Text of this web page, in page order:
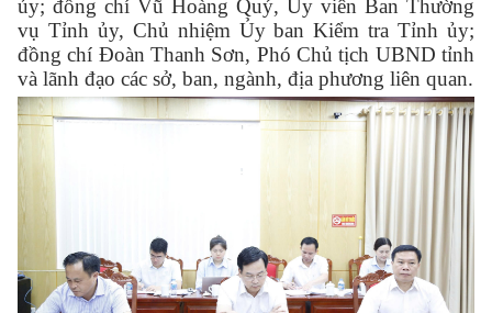
ủy; đồng chí Vũ Hoàng Quý, Ủy viên Ban Thường
vụ Tỉnh ủy, Chủ nhiệm Ủy ban Kiểm tra Tỉnh ủy;
đồng chí Đoàn Thanh Sơn, Phó Chủ tịch UBND tỉnh
và lãnh đạo các sở, ban, ngành, địa phương liên quan.